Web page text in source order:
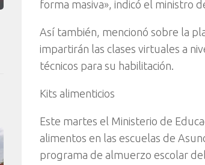
forma masiva», indicó el ministro
Así también, mencionó sobre la
impartirán las clases virtuales a
técnicos para su habilitación.
Kits alimenticios
Este martes el Ministerio de
alimentos en las escuelas de
programa de almuerzo escolar